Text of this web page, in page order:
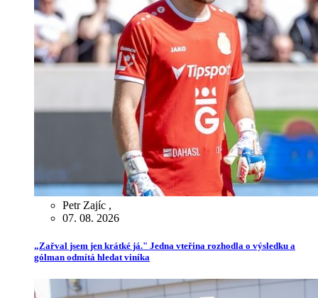
Petr Zajíc ,
07. 08. 2026
„Zařval jsem jen krátké já." Jedna vteřina rozhodla o výsledku a
gólman odmítá hledat viníka